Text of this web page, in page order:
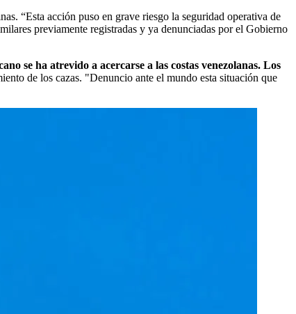
“Esta acción puso en grave riesgo la seguridad operativa de
previamente registradas y ya denunciadas por el Gobierno
se ha atrevido a acercarse a las costas venezolanas. Los
de los cazas. "Denuncio ante el mundo esta situación que